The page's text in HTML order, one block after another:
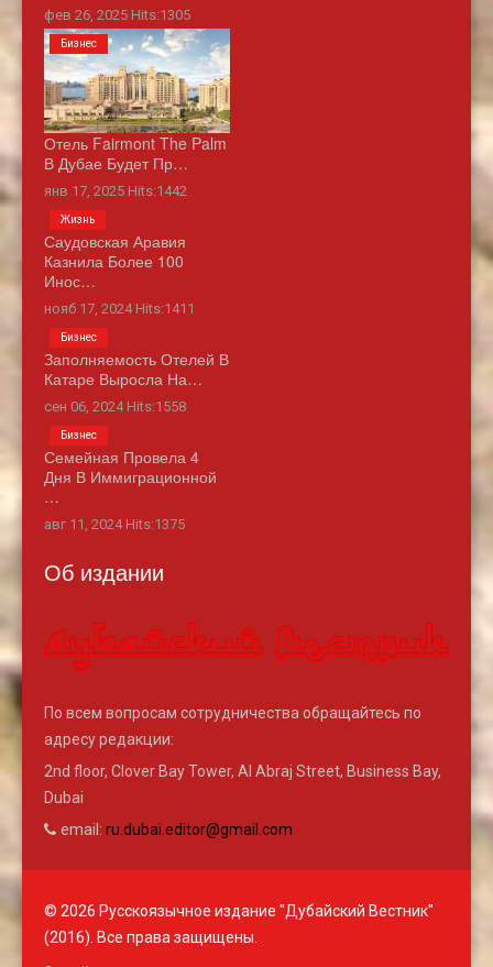
фев 26, 2025 Hits:1305
Отель Fairmont The Palm
В Дубае Будет Пр…
янв 17, 2025 Hits:1442
Бизнес
Саудовская Аравия
Казнила Более 100
Инос…
нояб 17, 2024 Hits:1411
Жизнь
Заполняемость Отелей В
Катаре Выросла На…
сен 06, 2024 Hits:1558
Бизнес
Семейная Провела 4
Дня В Иммиграционной
…
авг 11, 2024 Hits:1375
Бизнес
Об издании
По всем вопросам сотрудничества обращайтесь по
адресу редакции:
2nd floor, Clover Bay Tower, Al Abraj Street, Business Bay,
Dubai
email: ru.dubai.editor@gmail.com
© 2026 Русскоязычное издание "Дубайский Вестник"
(2016). Все права защищены.